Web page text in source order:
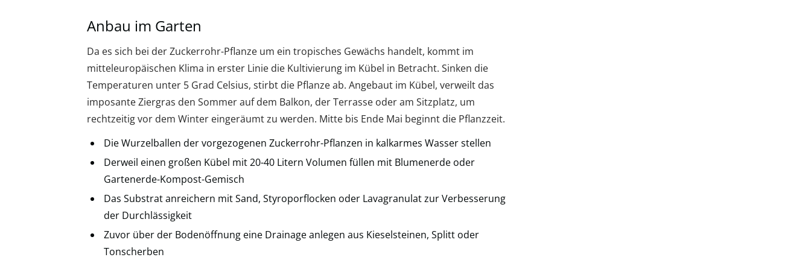
Anbau im Garten
Da es sich bei der Zuckerrohr-Pflanze um ein tropisches Gewächs handelt, kommt im
mitteleuropäischen Klima in erster Linie die Kultivierung im Kübel in Betracht. Sinken die
Temperaturen unter 5 Grad Celsius, stirbt die Pflanze ab. Angebaut im Kübel, verweilt das
imposante Ziergras den Sommer auf dem Balkon, der Terrasse oder am Sitzplatz, um
rechtzeitig vor dem Winter eingeräumt zu werden. Mitte bis Ende Mai beginnt die Pflanzzeit.
Die Wurzelballen der vorgezogenen Zuckerrohr-Pflanzen in kalkarmes Wasser stellen
Derweil einen großen Kübel mit 20-40 Litern Volumen füllen mit Blumenerde oder
Gartenerde-Kompost-Gemisch
Das Substrat anreichern mit Sand, Styroporflocken oder Lavagranulat zur Verbesserung
der Durchlässigkeit
Zuvor über der Bodenöffnung eine Drainage anlegen aus Kieselsteinen, Splitt oder
Tonscherben